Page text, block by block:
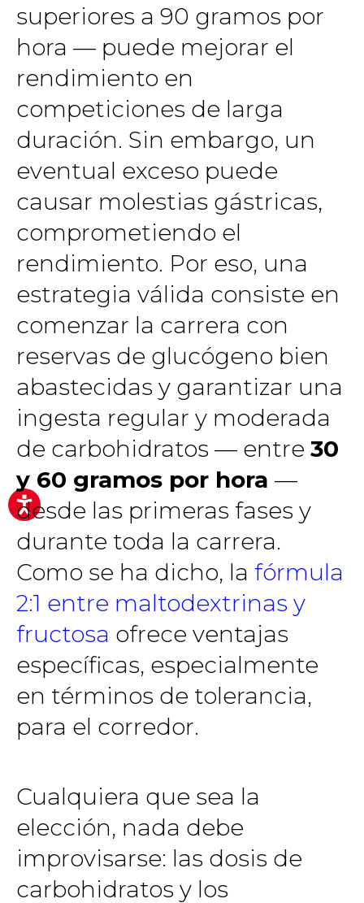
superiores a 90 gramos por
hora — puede mejorar el
rendimiento en
competiciones de larga
duración. Sin embargo, un
eventual exceso puede
causar molestias gástricas,
comprometiendo el
rendimiento. Por eso, una
estrategia válida consiste en
comenzar la carrera con
reservas de glucógeno bien
abastecidas y garantizar una
ingesta regular y moderada
de carbohidratos — entre 30
y 60 gramos por hora —
desde las primeras fases y
durante toda la carrera.
Como se ha dicho, la fórmula
2:1 entre maltodextrinas y
fructosa ofrece ventajas
específicas, especialmente
en términos de tolerancia,
para el corredor.
Cualquiera que sea la
elección, nada debe
improvisarse: las dosis de
carbohidratos y los